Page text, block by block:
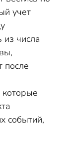
учет
из числа
после
которые
событий,